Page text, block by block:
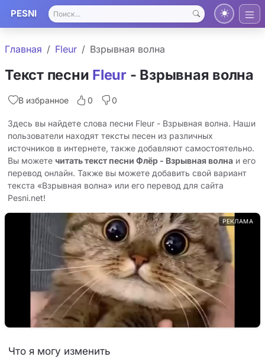
PESNI
Главная Fleur Взрывная волна
Текст песни Fleur - Взрывная волна
В избранное 0 0
Здесь вы найдете слова песни Fleur - Взрывная волна. Наши
пользователи находят тексты песен из различных
источников в интернете, также добавляют самостоятельно.
Вы можете читать текст песни Флёр - Взрывная волна и его
перевод онлайн. Также вы можете добавить свой вариант
текста «Взрывная волна» или его перевод для сайта
Pesni.net!
РЕКЛАМА
Что я могу изменить